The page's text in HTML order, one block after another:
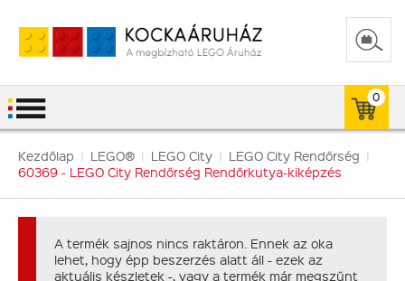
0
Kezdőlap | LEGO® | LEGO City | LEGO City Rendőrség |
60369 - LEGO City Rendőrség Rendőrkutya-kiképzés
A termék sajnos nincs raktáron. Ennek az oka
lehet, hogy épp beszerzés alatt áll - ezek az
aktuális készletek -, vagy a termék már megszűnt